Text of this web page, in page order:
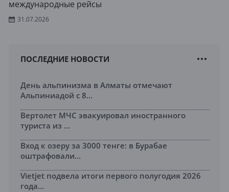
международные рейсы
31.07.2026
ПОСЛЕДНИЕ НОВОСТИ
День альпинизма в Алматы отмечают
Альпиниадой с 8...
Вертолет МЧС эвакуировал иностранного
туриста из ...
Вход к озеру за 3000 тенге: в Бурабае
оштрафовали...
Vietjet подвела итоги первого полугодия 2026
года...